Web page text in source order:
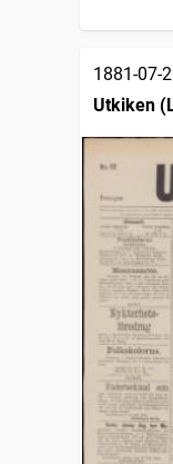
1881-07-
Utkiken